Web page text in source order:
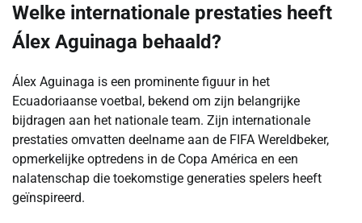
Welke internationale prestaties heeft
Álex Aguinaga behaald?
Álex Aguinaga is een prominente figuur in het
Ecuadoriaanse voetbal, bekend om zijn belangrijke
bijdragen aan het nationale team. Zijn internationale
prestaties omvatten deelname aan de FIFA Wereldbeker,
opmerkelijke optredens in de Copa América en een
nalatenschap die toekomstige generaties spelers heeft
geïnspireerd.